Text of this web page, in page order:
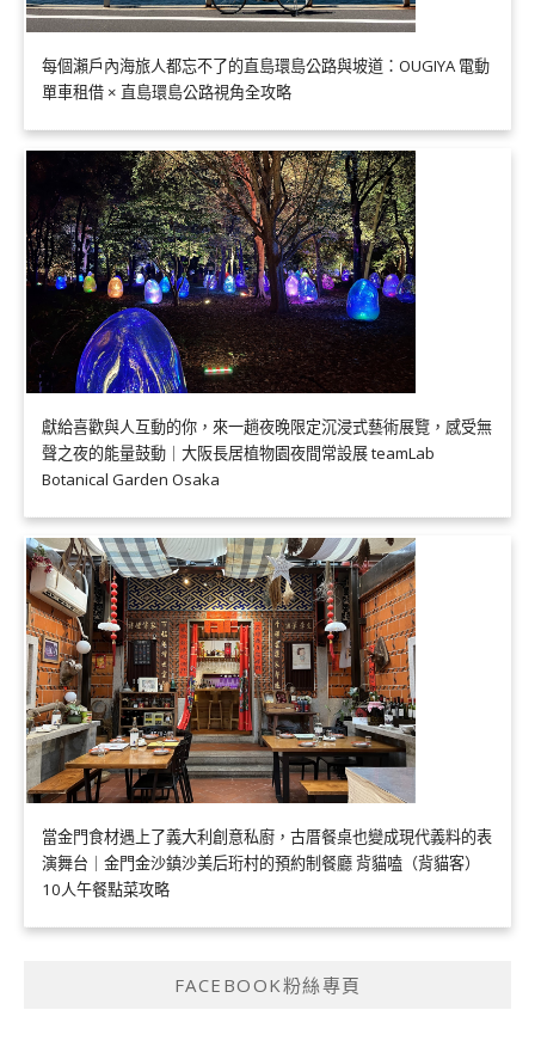
每個瀨戶內海旅人都忘不了的直島環島公路與坡道：OUGIYA 電動
單車租借 × 直島環島公路視角全攻略
獻給喜歡與人互動的你，來一趟夜晚限定沉浸式藝術展覽，感受無
聲之夜的能量鼓動｜大阪長居植物園夜間常設展 teamLab
Botanical Garden Osaka
當金門食材遇上了義大利創意私廚，古厝餐桌也變成現代義料的表
演舞台｜金門金沙鎮沙美后珩村的預約制餐廳 背貓嗑（背貓客）
10人午餐點菜攻略
FACEBOOK粉絲專頁